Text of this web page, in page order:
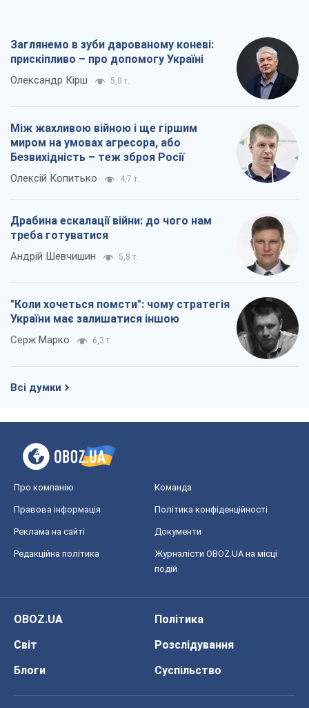
Заглянемо в зуби дарованому коневі:
прискіпливо – про допомогу Україні
Олександр Кірш 5,0 т.
Між жахливою війною і ще гіршим
миром на умовах агресора, або
Безвихідність – теж зброя Росії
Олексій Копитько 4,7 т.
Драбина ескалації війни: до чого нам
треба готуватися
Андрій Шевчишин 5,8 т.
"Коли хочеться помсти": чому стратегія
України має залишатися іншою
Серж Марко 6,3 т.
Всі думки
Про компанію Команда
Правова інформація Політика конфіденційності
Реклама на сайті Документи
Редакційна політика
Журналісти OBOZ.UA на місці
подій
OBOZ.UA
Політика
Світ
Розслідування
Блоги
Суспільство